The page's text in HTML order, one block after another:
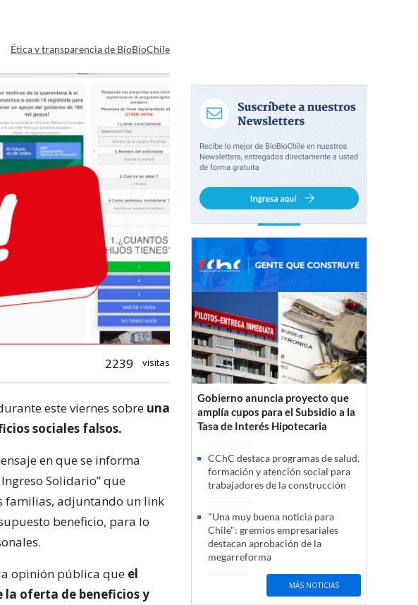
Ética y transparencia de BioBioChile
2239 visitas
este viernes sobre una
sociales falsos.
en que se informa
Solidario” que
familias, adjuntando un link
beneficio, para lo
opinión pública que el
la oferta de beneficios y
Gobierno anuncia proyecto que
amplía cupos para el Subsidio a la
Tasa de Interés Hipotecaria
CChC destaca programas de salud,
formación y atención social para
trabajadores de la construcción
"Una muy buena noticia para
Chile": gremios empresariales
destacan aprobación de la
megarreforma
MÁS NOTICIAS